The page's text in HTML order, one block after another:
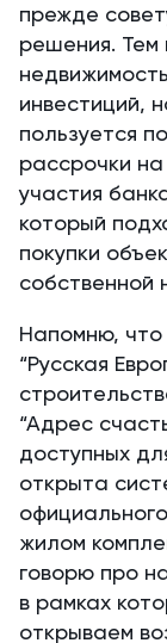
прежде
решения. Тем
инвестиций,
пользуется
рассрочки
участия
который
покупки
собственной
Напомню,
“Русская
“Адрес
доступных
открыта
жилом
говорю про
в рамках
открываем